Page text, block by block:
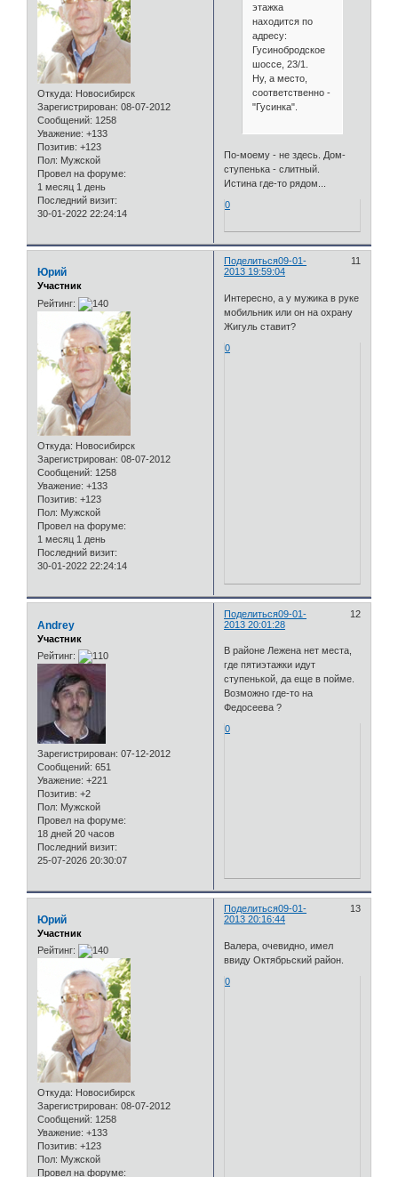
Откуда: Новосибирск
Зарегистрирован: 08-07-2012
Сообщений: 1258
Уважение: +133
Позитив: +123
Пол: Мужской
Провел на форуме:
1 месяц 1 день
Последний визит:
30-01-2022 22:24:14
этажка
находится по
адресу:
Гусинобродское
шоссе, 23/1.
Ну, а место,
соответственно -
"Гусинка".
По-моему - не здесь. Дом-
ступенька - слитный.
Истина где-то рядом...
0
Поделиться 11
09-01-
2013 19:59:04
Юрий
Участник
Рейтинг:
Откуда: Новосибирск
Зарегистрирован: 08-07-2012
Сообщений: 1258
Уважение: +133
Позитив: +123
Пол: Мужской
Провел на форуме:
1 месяц 1 день
Последний визит:
30-01-2022 22:24:14
Интересно, а у мужика в руке
мобильник или он на охрану
Жигуль ставит?
0
Поделиться 12
09-01-
2013 20:01:28
Andrey
Участник
Рейтинг:
Зарегистрирован: 07-12-2012
Сообщений: 651
Уважение: +221
Позитив: +2
Пол: Мужской
Провел на форуме:
18 дней 20 часов
Последний визит:
25-07-2026 20:30:07
В районе Лежена нет места,
где пятиэтажки идут
ступенькой, да еще в пойме.
Возможно где-то на
Федосеева ?
0
Поделиться 13
09-01-
2013 20:16:44
Юрий
Участник
Рейтинг:
Откуда: Новосибирск
Зарегистрирован: 08-07-2012
Сообщений: 1258
Уважение: +133
Позитив: +123
Пол: Мужской
Провел на форуме:
Валера, очевидно, имел
ввиду Октябрьский район.
0